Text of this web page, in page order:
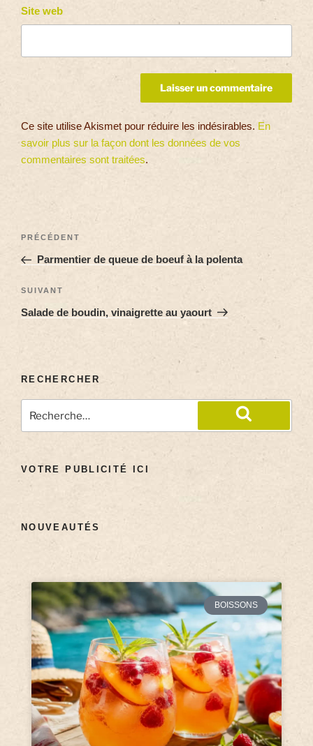
Site web
Ce site utilise Akismet pour réduire les indésirables. En
savoir plus sur la façon dont les données de vos
commentaires sont traitées.
PRÉCÉDENT
Parmentier de queue de boeuf à la polenta
SUIVANT
Salade de boudin, vinaigrette au yaourt
RECHERCHER
VOTRE PUBLICITÉ ICI
NOUVEAUTÉS
BOISSONS